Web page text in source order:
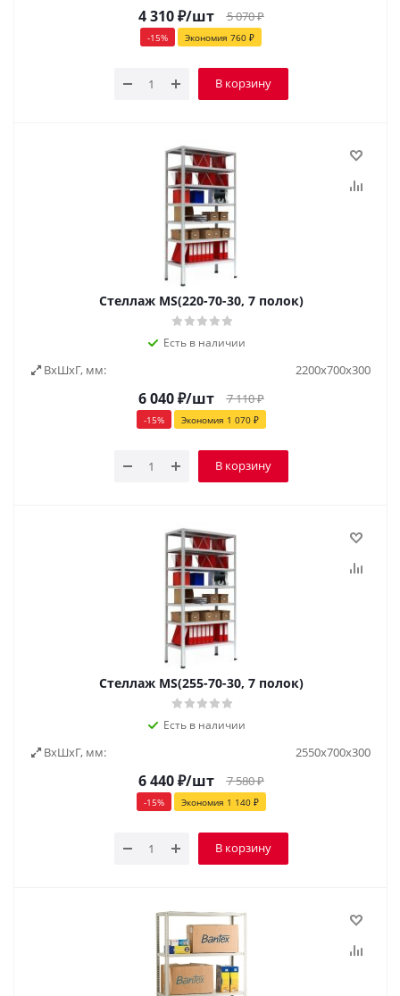
4 310₽/шт 5 070₽
-15% Экономия 760 ₽
В корзину
Стеллаж MS(220-70-30, 7 полок)
Есть в наличии
ВxШxГ, мм: 2200х700х300
6 040₽/шт 7 110₽
-15% Экономия 1 070₽
В корзину
Стеллаж MS(255-70-30, 7 полок)
Есть в наличии
ВxШxГ, мм: 2550х700х300
6 440₽/шт 7 580₽
-15% Экономия 1 140₽
В корзину